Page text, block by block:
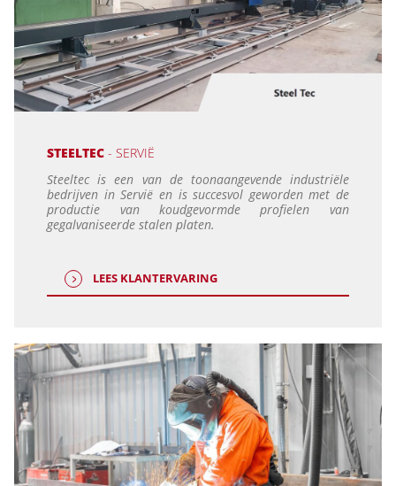
STEELTEC- SERVIË
Steeltec is een van de toonaangevende industriële
bedrijven in Servië en is succesvol geworden met de
productie van koudgevormde profielen van
gegalvaniseerde stalen platen.
LEES KLANTERVARING